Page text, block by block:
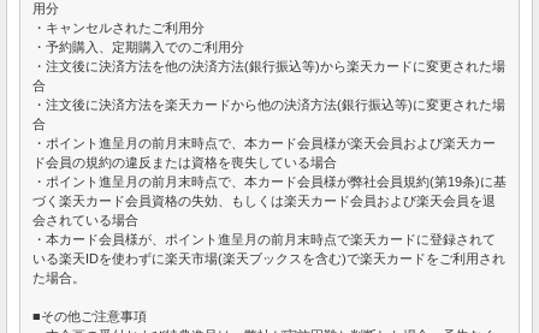
用分
・キャンセルされたご利用分
・予約購入、定期購入でのご利用分
・注文後に決済方法を他の決済方法(銀行振込等)から楽天カードに変更された場
合
・注文後に決済方法を楽天カードから他の決済方法(銀行振込等)に変更された場
合
・ポイント進呈月の前月末時点で、本カード会員様が楽天会員および楽天カー
ド会員の規約の違反または資格を喪失している場合
・ポイント進呈月の前月末時点で、本カード会員様が弊社会員規約(第19条)に基
づく楽天カード会員資格の失効、もしくは楽天カード会員および楽天会員を退
会されている場合
・本カード会員様が、ポイント進呈月の前月末時点で楽天カードに登録されて
いる楽天IDを使わずに楽天市場(楽天ブックスを含む)で楽天カードをご利用され
た場合。
■その他ご注意事項